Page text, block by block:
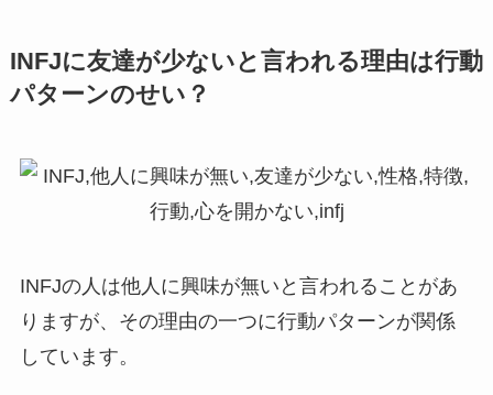
INFJに友達が少ないと言われる理由は行動
パターンのせい？
INFJの人は他人に興味が無いと言われることがあ
りますが、その理由の一つに行動パターンが関係
しています。